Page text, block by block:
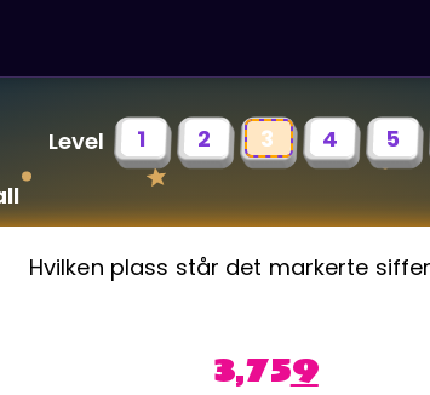
Level 1 2 3 4 5
Hvilken plass står det markerte
3,759